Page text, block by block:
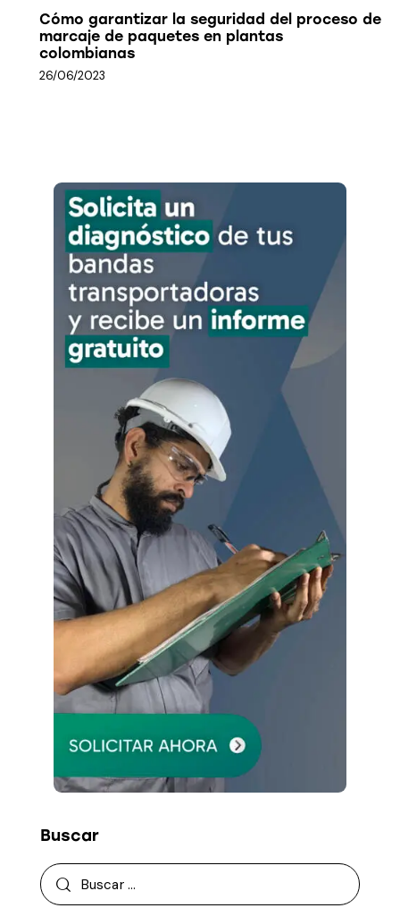
Cómo garantizar la seguridad del proceso de
marcaje de paquetes en plantas
colombianas
26/06/2023
Buscar